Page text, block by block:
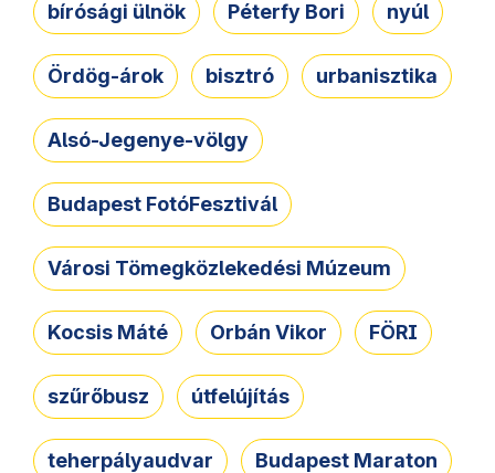
bírósági ülnök Péterfy Bori nyúl
Ördög-árok bisztró urbanisztika
Alsó-Jegenye-völgy
Budapest FotóFesztivál
Városi Tömegközlekedési Múzeum
Kocsis Máté Orbán Vikor FÖRI
szűrőbusz útfelújítás
teherpályaudvar Budapest Maraton